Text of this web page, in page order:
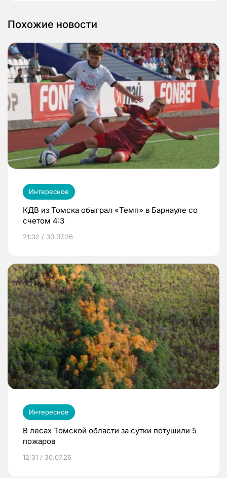
Похожие новости
Интересное
КДВ из Томска обыграл «Темп» в Барнауле со
счетом 4:3
21:32 / 30.07.26
Интересное
В лесах Томской области за сутки потушили 5
пожаров
12:31 / 30.07.26